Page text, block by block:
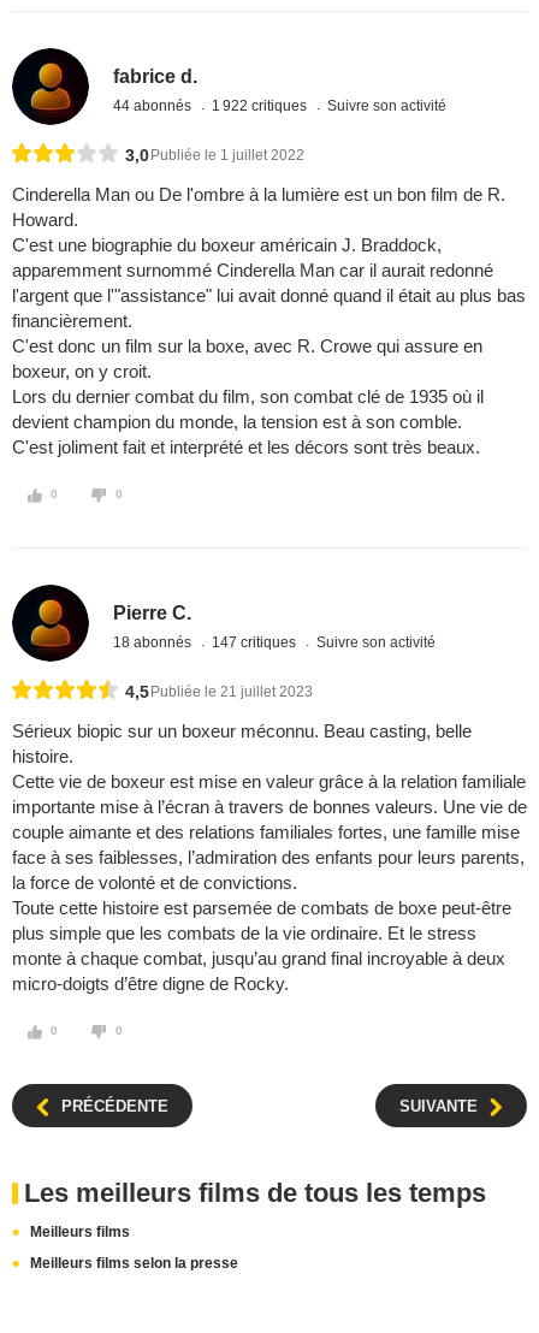
fabrice d.
44 abonnés 1 922 critiques Suivre son activité
3,0 Publiée le 1 juillet 2022
Cinderella Man ou De l'ombre à la lumière est un bon film de R.
Howard.
C'est une biographie du boxeur américain J. Braddock,
apparemment surnommé Cinderella Man car il aurait redonné
l'argent que l'"assistance" lui avait donné quand il était au plus bas
financièrement.
C'est donc un film sur la boxe, avec R. Crowe qui assure en
boxeur, on y croit.
Lors du dernier combat du film, son combat clé de 1935 où il
devient champion du monde, la tension est à son comble.
C'est joliment fait et interprété et les décors sont très beaux.
0 0
Pierre C.
18 abonnés 147 critiques Suivre son activité
4,5 Publiée le 21 juillet 2023
Sérieux biopic sur un boxeur méconnu. Beau casting, belle
histoire.
Cette vie de boxeur est mise en valeur grâce à la relation familiale
importante mise à l’écran à travers de bonnes valeurs. Une vie de
couple aimante et des relations familiales fortes, une famille mise
face à ses faiblesses, l’admiration des enfants pour leurs parents,
la force de volonté et de convictions.
Toute cette histoire est parsemée de combats de boxe peut-être
plus simple que les combats de la vie ordinaire. Et le stress
monte à chaque combat, jusqu’au grand final incroyable à deux
micro-doigts d’être digne de Rocky.
0 0
PRÉCÉDENTE SUIVANTE
Les meilleurs films de tous les temps
Meilleurs films
Meilleurs films selon la presse